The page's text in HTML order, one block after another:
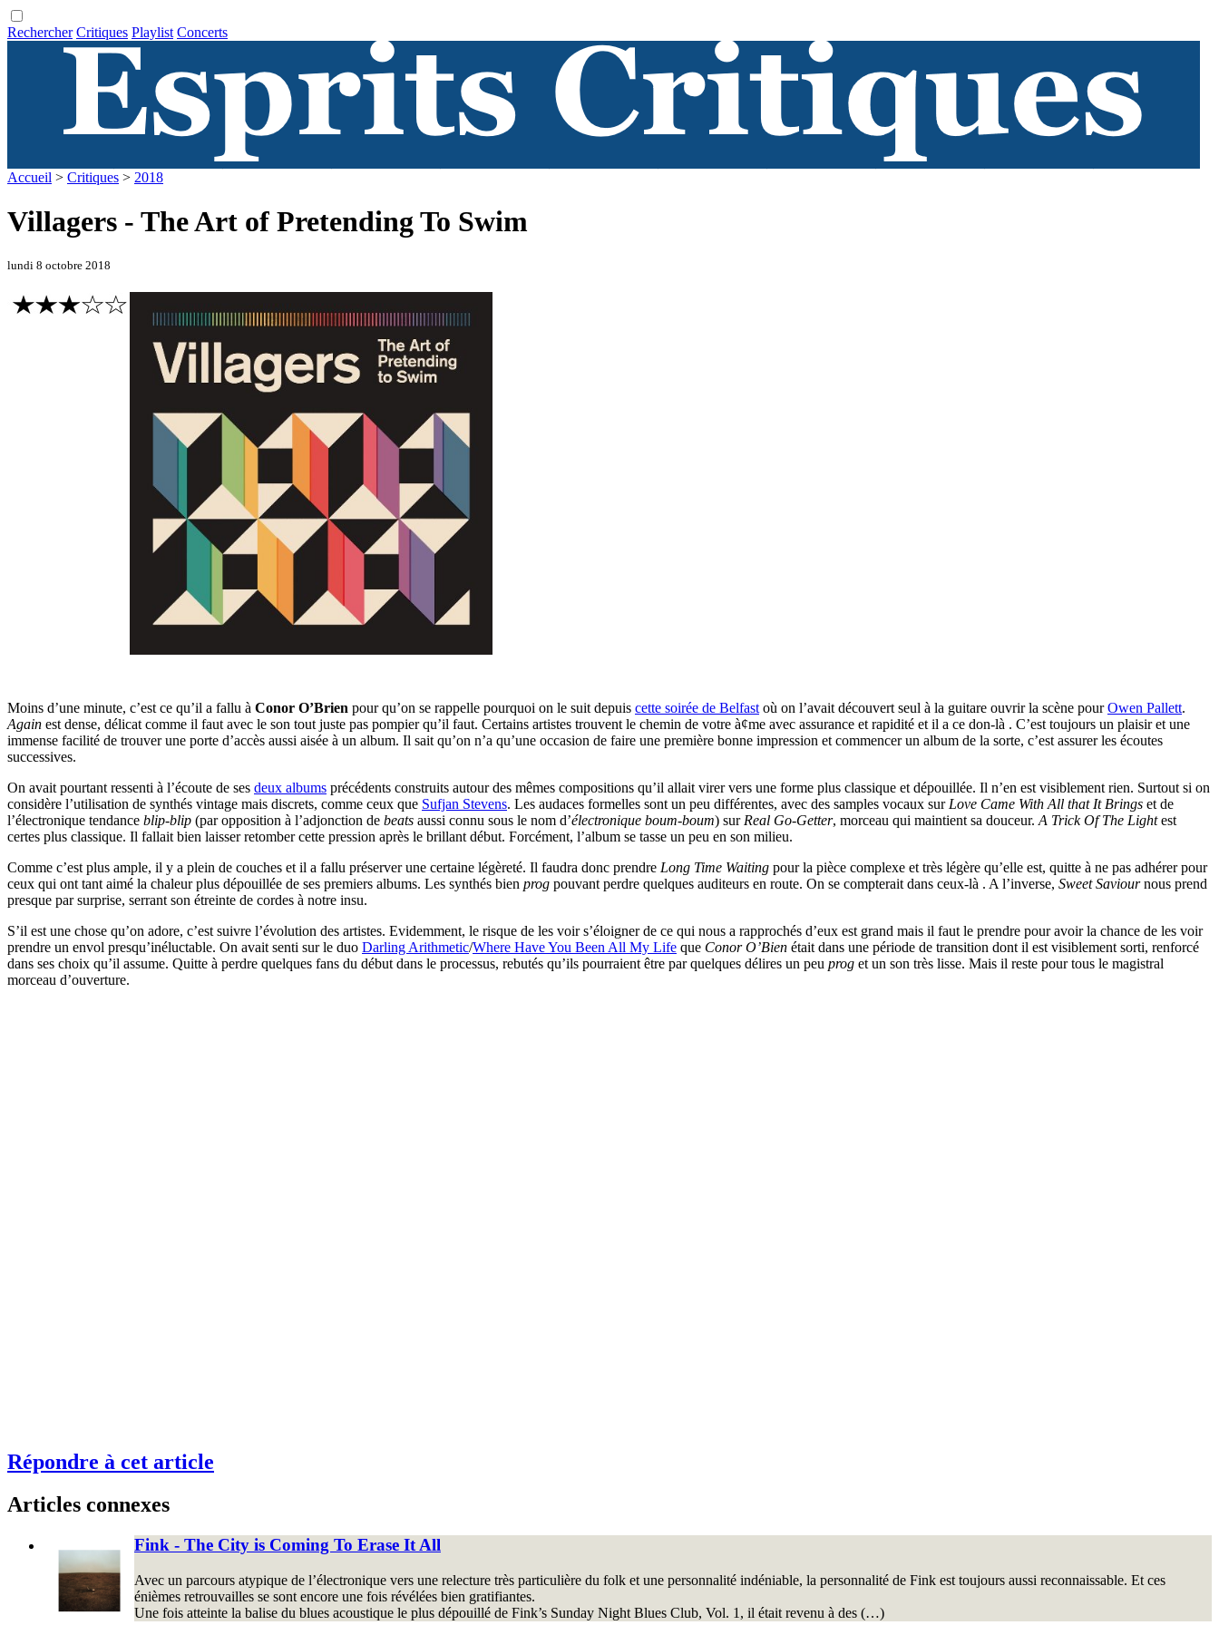
Rechercher Critiques Playlist Concerts
Accueil > Critiques > 2018
Villagers - The Art of Pretending To Swim
lundi 8 octobre 2018
Moins d’une minute, c’est ce qu’il a fallu à Conor O’Brien pour qu’on se rappelle pourquoi on le suit depuis cette soirée de Belfast où on l’avait découvert seul à la guitare ouvrir la scène pourOwen Pallett.
Again est dense, délicat comme il faut avec le son tout juste pas pompier qu’il faut. Certains artistes trouvent le chemin de votre à¢me avec assurance et rapidité et il a ce don-là . C’est toujours un plaisir et une
immense facilité de trouver une porte d’accès aussi aisée à un album. Il sait qu’on n’a qu’une occasion de faire une première bonne impression et commencer un album de la sorte, c’est assurer les écoutes
successives.
On avait pourtant ressenti à l’écoute de ses deux albums précédents construits autour des mêmes compositions qu’il allait virer vers une forme plus classique et dépouillée. Il n’en est visiblement rien. Surtout si on
considère l’utilisation de synthés vintage mais discrets, comme ceux que Sufjan Stevens. Les audaces formelles sont un peu différentes, avec des samples vocaux sur Love Came With All that It Brings et de
l’électronique tendance blip-blip (par opposition à l’adjonction de beats aussi connu sous le nom d’électronique boum-boum) sur Real Go-Getter, morceau qui maintient sa douceur. A Trick Of The Lightest
certes plus classique. Il fallait bien laisser retomber cette pression après le brillant début. Forcément, l’album se tasse un peu en son milieu.
Comme c’est plus ample, il y a plein de couches et il a fallu préserver une certaine légèreté. Il faudra donc prendre Long Time Waiting pour la pièce complexe et très légère qu’elle est, quitte à ne pas adhérer pour
ceux qui ont tant aimé la chaleur plus dépouillée de ses premiers albums. Les synthés bien prog pouvant perdre quelques auditeurs en route. On se compterait dans ceux-là . A l’inverse, Sweet Saviournous prend
presque par surprise, serrant son étreinte de cordes à notre insu.
S’il est une chose qu’on adore, c’est suivre l’évolution des artistes. Evidemment, le risque de les voir s’éloigner de ce qui nous a rapprochés d’eux est grand mais il faut le prendre pour avoir la chance de les voir
prendre un envol presqu’inéluctable. On avait senti sur le duo Darling Arithmetic/Where Have You Been All My Life que Conor O’Bien était dans une période de transition dont il est visiblement sorti, renforcé
dans ses choix qu’il assume. Quitte à perdre quelques fans du début dans le processus, rebutés qu’ils pourraient être par quelques délires un peu prog et un son très lisse. Mais il reste pour tous le magistral
morceau d’ouverture.
Répondre à cet article
Articles connexes
Fink - The City is Coming To Erase It All
Avec un parcours atypique de l’électronique vers une relecture très particulière du folk et une personnalité indéniable, la personnalité de Fink est toujours aussi reconnaissable. Et ces
énièmes retrouvailles se sont encore une fois révélées bien gratifiantes.
Une fois atteinte la balise du blues acoustique le plus dépouillé de Fink’s Sunday Night Blues Club, Vol. 1, il était revenu à des (…)